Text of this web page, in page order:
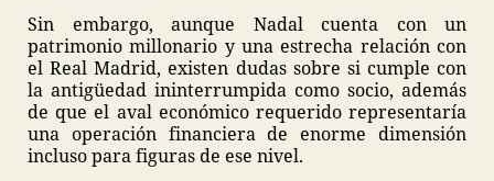
Sin embargo, aunque Nadal cuenta con un
patrimonio millonario y una estrecha relación con
el Real Madrid, existen dudas sobre si cumple con
la antigüedad ininterrumpida como socio, además
de que el aval económico requerido representaría
una operación financiera de enorme dimensión
incluso para figuras de ese nivel.